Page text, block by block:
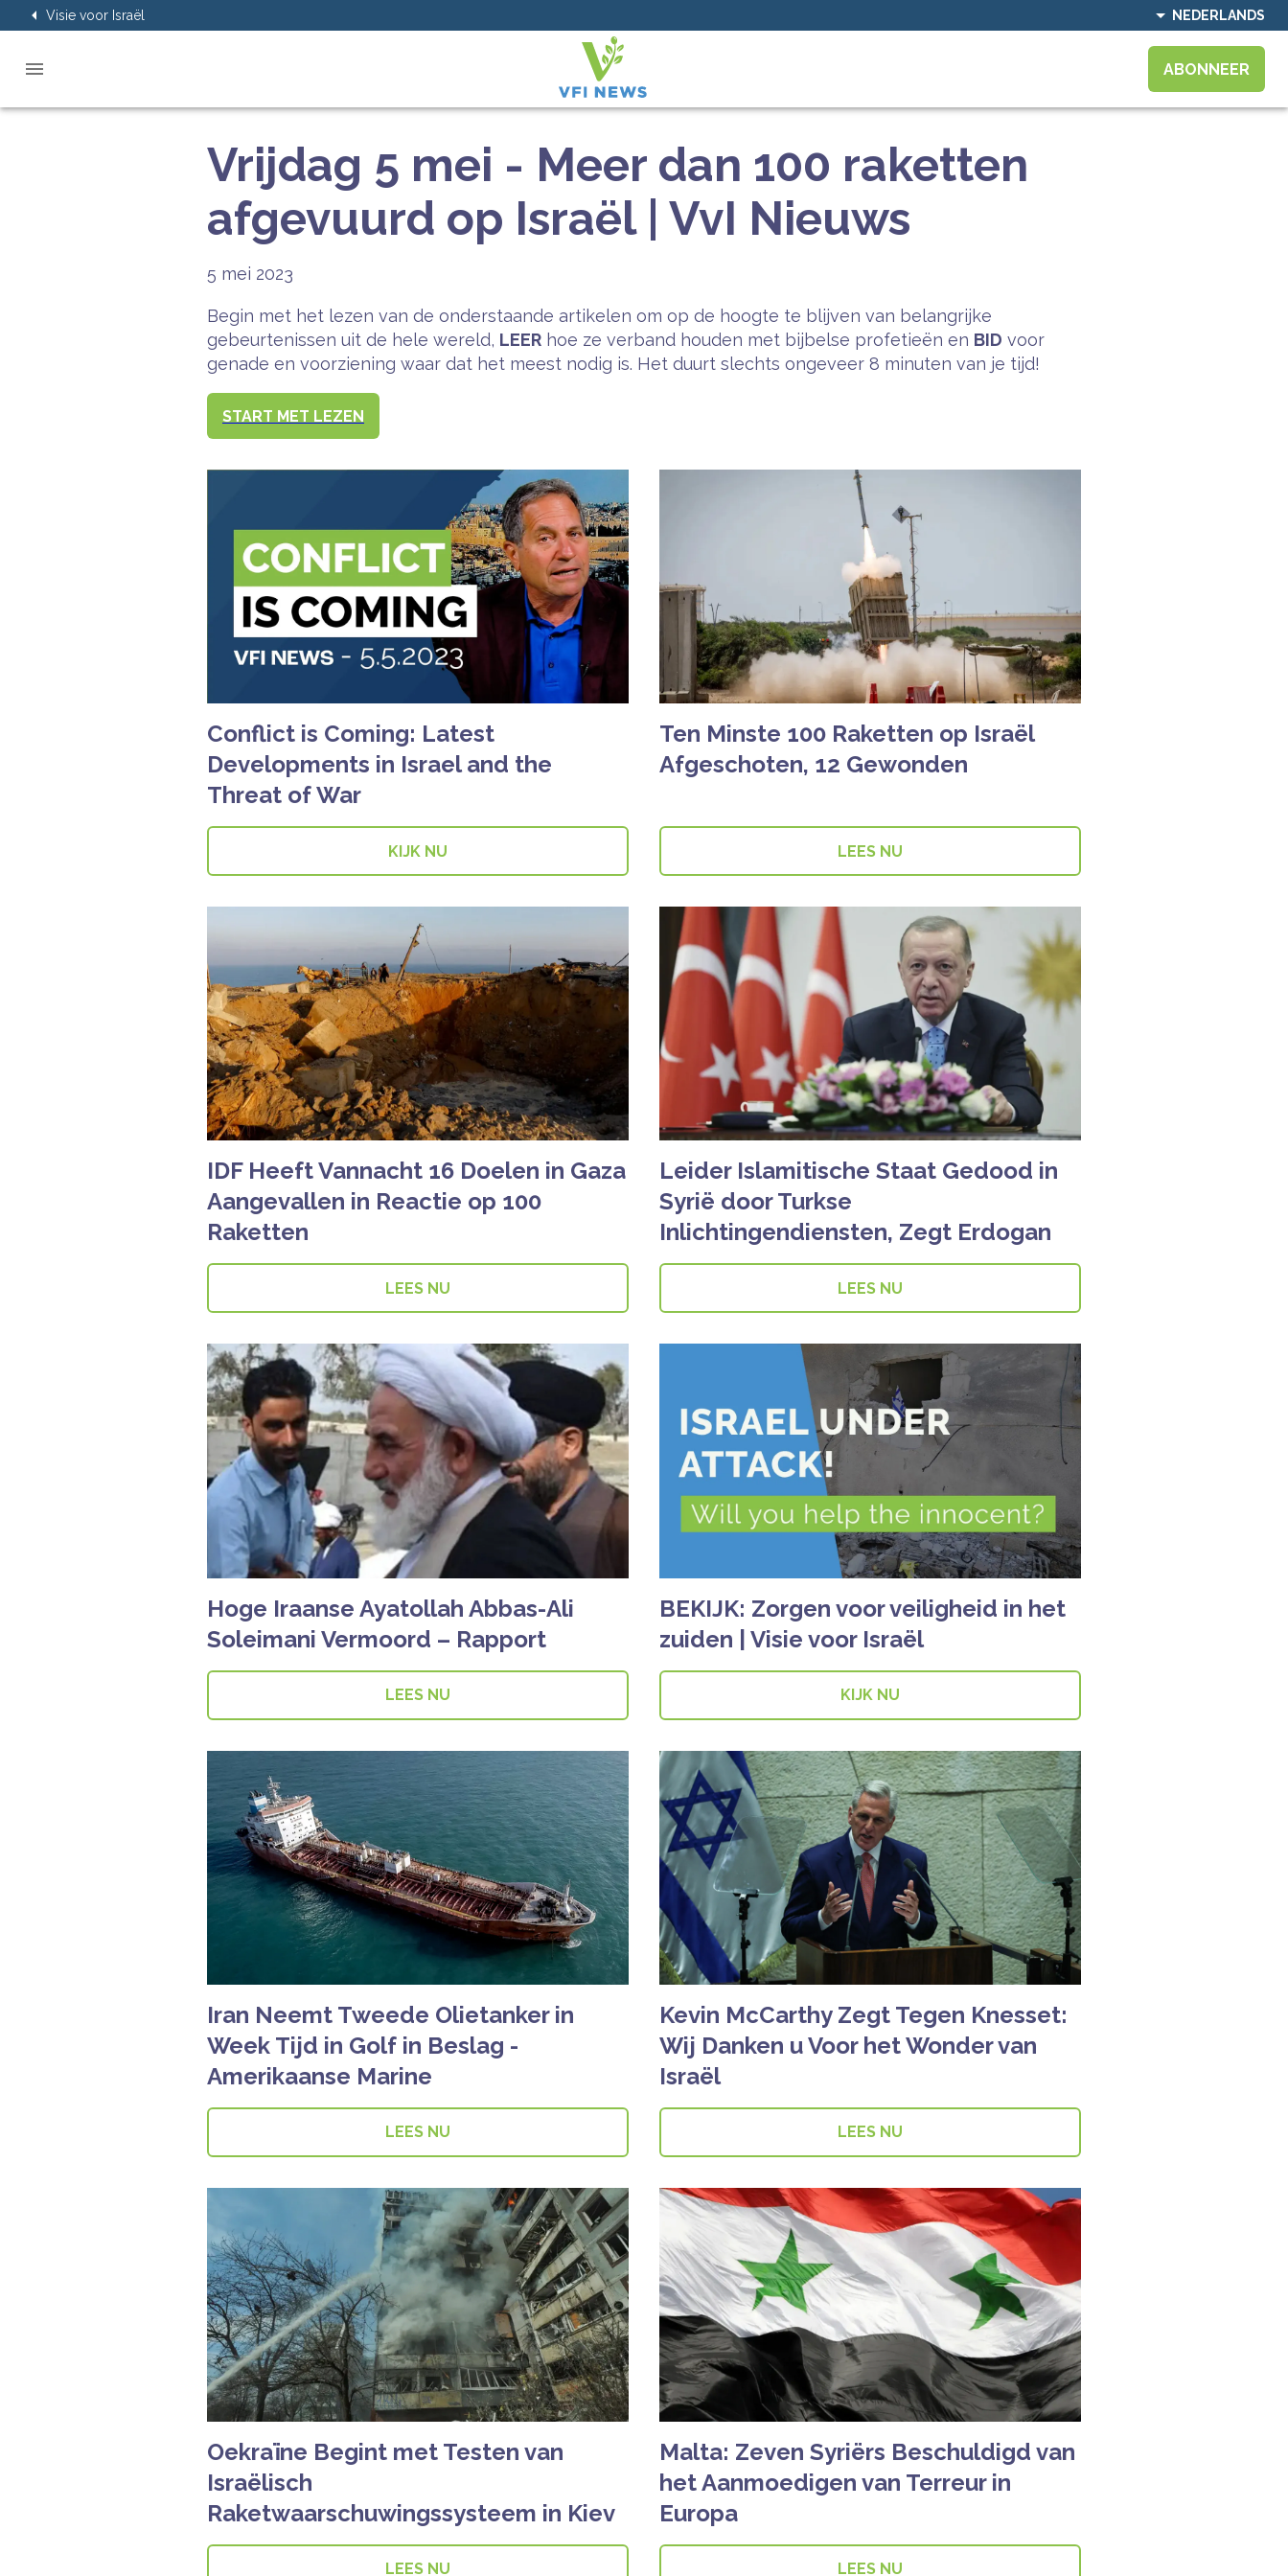
Visie voor Israël NEDERLANDS
ABONNEER
Vrijdag 5 mei - Meer dan 100 raketten
afgevuurd op Israël | VvI Nieuws
5 mei 2023
Begin met het lezen van de onderstaande artikelen om op de hoogte te blijven van belangrijke
gebeurtenissen uit de hele wereld, LEER hoe ze verband houden met bijbelse profetieën en BID voor
genade en voorziening waar dat het meest nodig is. Het duurt slechts ongeveer 8 minuten van je tijd!
START MET LEZEN
Conflict is Coming: Latest
Developments in Israel and the
Threat of War
KIJK NU
Ten Minste 100 Raketten op Israël
Afgeschoten, 12 Gewonden
LEES NU
IDF Heeft Vannacht 16 Doelen in Gaza
Aangevallen in Reactie op 100
Raketten
LEES NU
Leider Islamitische Staat Gedood in
Syrië door Turkse
Inlichtingendiensten, Zegt Erdogan
LEES NU
Hoge Iraanse Ayatollah Abbas-Ali
Soleimani Vermoord – Rapport
LEES NU
BEKIJK: Zorgen voor veiligheid in het
zuiden | Visie voor Israël
KIJK NU
Iran Neemt Tweede Olietanker in
Week Tijd in Golf in Beslag -
Amerikaanse Marine
LEES NU
Kevin McCarthy Zegt Tegen Knesset:
Wij Danken u Voor het Wonder van
Israël
LEES NU
Oekraïne Begint met Testen van
Israëlisch
Raketwaarschuwingssysteem in Kiev
LEES NU
Malta: Zeven Syriërs Beschuldigd van
het Aanmoedigen van Terreur in
Europa
LEES NU